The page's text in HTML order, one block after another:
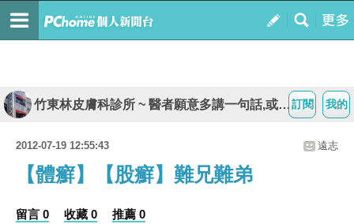
我的
訂閱
竹東林皮膚科診所 ~ 醫者願意多講一句話,或許會改變患者的一生
2012-07-19 12:55:43 遠志
【體癬】【股癬】難兄難弟
留言 0 收藏 0 推薦 0